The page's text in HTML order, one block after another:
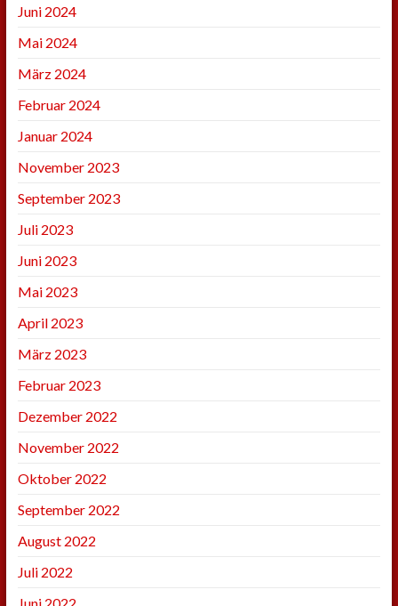
Juni 2024
Mai 2024
März 2024
Februar 2024
Januar 2024
November 2023
September 2023
Juli 2023
Juni 2023
Mai 2023
April 2023
März 2023
Februar 2023
Dezember 2022
November 2022
Oktober 2022
September 2022
August 2022
Juli 2022